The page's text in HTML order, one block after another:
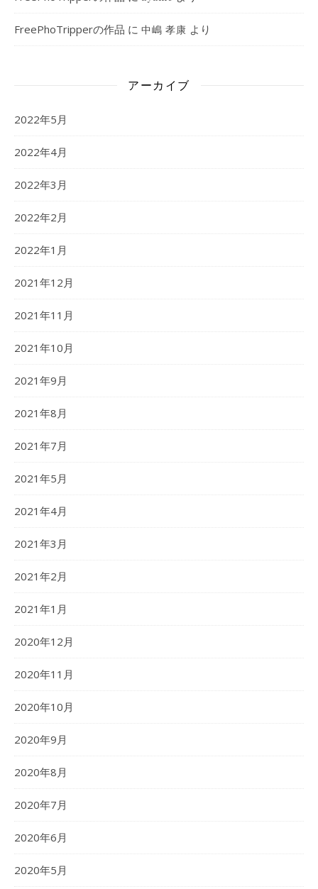
FreePhoTripperの作品 に 中嶋 孝康 より
アーカイブ
2022年5月
2022年4月
2022年3月
2022年2月
2022年1月
2021年12月
2021年11月
2021年10月
2021年9月
2021年8月
2021年7月
2021年5月
2021年4月
2021年3月
2021年2月
2021年1月
2020年12月
2020年11月
2020年10月
2020年9月
2020年8月
2020年7月
2020年6月
2020年5月